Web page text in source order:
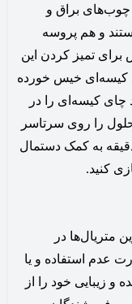
چوب‌های براق و
و هم پروسه
تمیز کردن این
کیسه‌ای خیس خورده
به این منظور ۴ تا ۵ عدد چای کیسه‌ای را در
را روی سرتاسر
اسپری کنید پس از گذشت ۵ دقیقه به کمک دستمال
کنید.
متریال‌ها در
عدم استفاده و یا
و زیبایی خود را از